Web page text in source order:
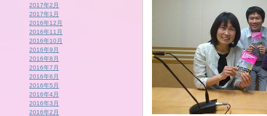
2017年2月
2017年1月
2016年12月
2016年11月
2016年10月
2016年9月
2016年8月
2016年7月
2016年6月
2016年5月
2016年4月
2016年3月
2016年2月